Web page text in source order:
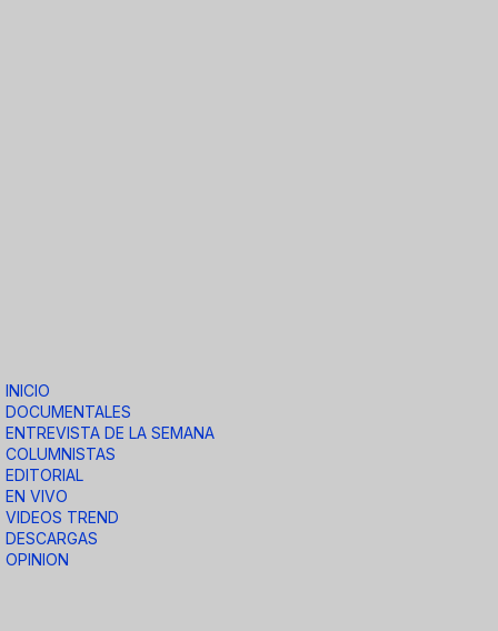
INICIO
DOCUMENTALES
ENTREVISTA DE LA SEMANA
COLUMNISTAS
EDITORIAL
EN VIVO
VIDEOS TREND
DESCARGAS
OPINION